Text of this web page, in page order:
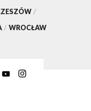
/
/ WROCŁAW